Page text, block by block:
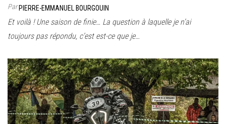
ParPIERRE-EMMANUEL BOURGOUIN
Et voilà ! Une saison de finie… La question à laquelle je n’ai
toujours pas répondu, c’est est-ce que je…